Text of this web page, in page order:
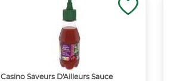
Casino Saveurs D'Ailleurs Sauce